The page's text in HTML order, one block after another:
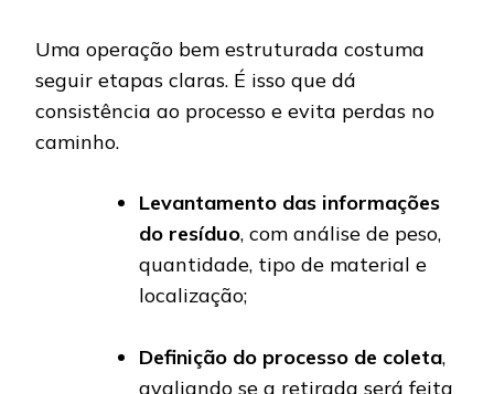
Uma operação bem estruturada costuma
seguir etapas claras. É isso que dá
consistência ao processo e evita perdas no
caminho.
Levantamento das informações
do resíduo, com análise de peso,
quantidade, tipo de material e
localização;
Definição do processo de coleta,
avaliando se a retirada será feita